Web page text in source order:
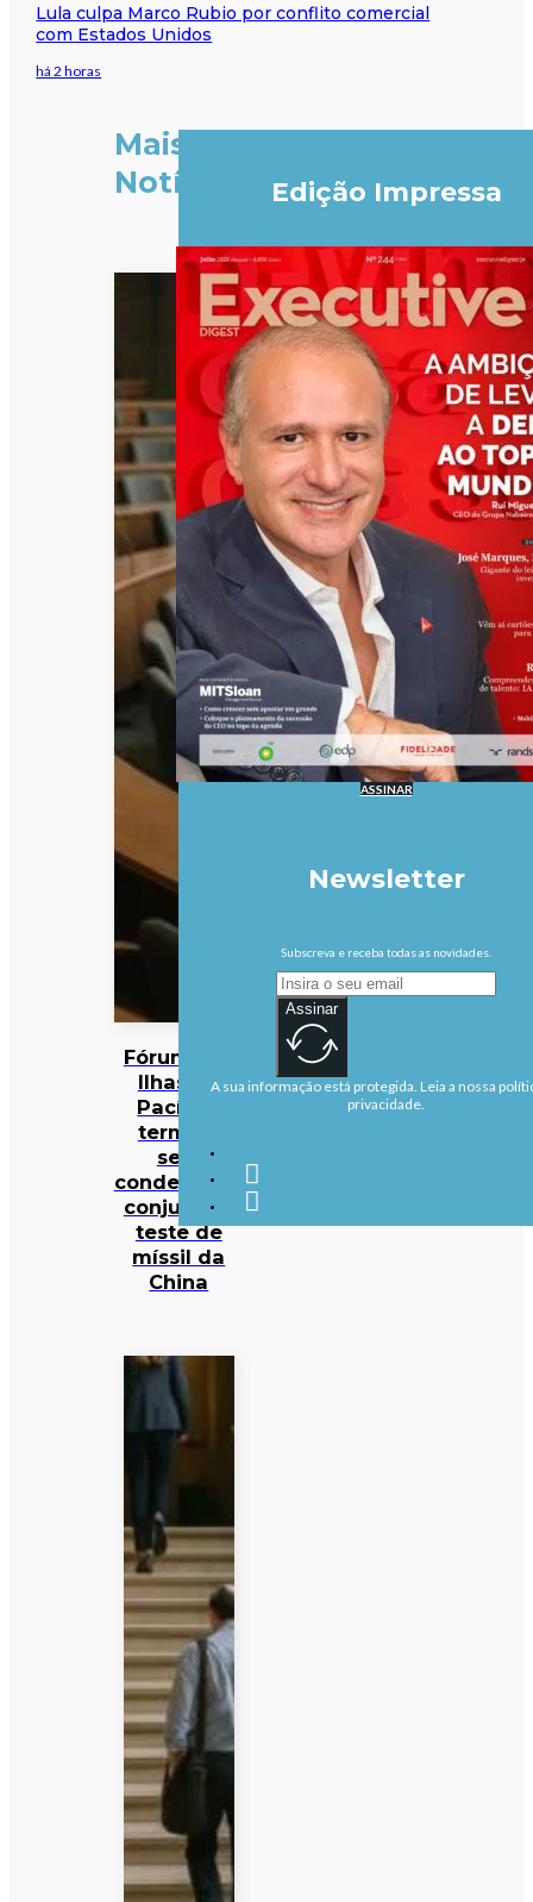
Lula culpa Marco Rubio por conflito comercial
com Estados Unidos
há 2 horas
Mais
Notícias
Fórum das
Ilhas do
Pacífico
termina
sem
condenação
conjunta a
teste de
míssil da
China
Edição Impressa
ASSINAR
Newsletter
Subscreva e receba todas as novidades.
Assinar
A sua informação está protegida. Leia a nossa
privacidade.